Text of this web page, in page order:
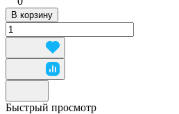
В корзину
Быстрый просмотр